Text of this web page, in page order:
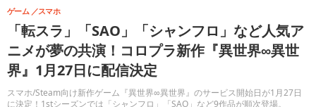
「転スラ」「SAO」「シャンフロ」など人気ア
ニメが夢の共演！コロプラ新作『異世界∞異世
界』1月27日に配信決定
スマホ/Steam向け新作ゲーム『異世界∞異世界』のサービス開始日が1月27日
に決定！1stシーズンでは「シャンフロ」「SAO」など9作品が順次登場。
ゲーム スマホ